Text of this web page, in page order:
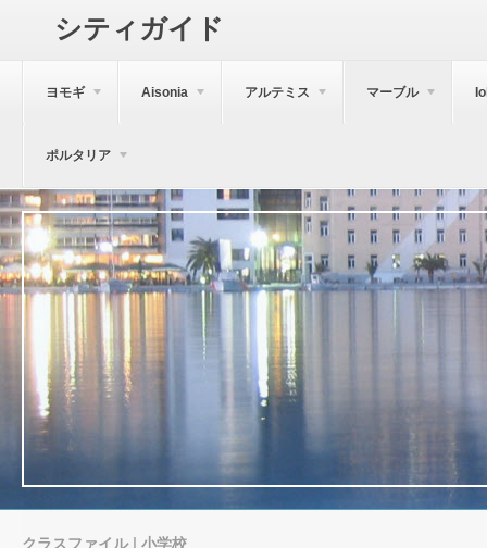
シティガイド
ヨモギ Aisonia アルテミス マーブル
ポルタリア
クラスファイル | 小学校